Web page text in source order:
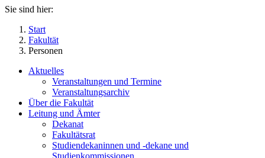
Sie sind hier:
Start
Fakultät
Personen
Aktuelles
Veranstaltungen und Termine
Veranstaltungsarchiv
Über die Fakultät
Leitung und Ämter
Dekanat
Fakultätsrat
Studiendekaninnen und -dekane und
Studienkommissionen